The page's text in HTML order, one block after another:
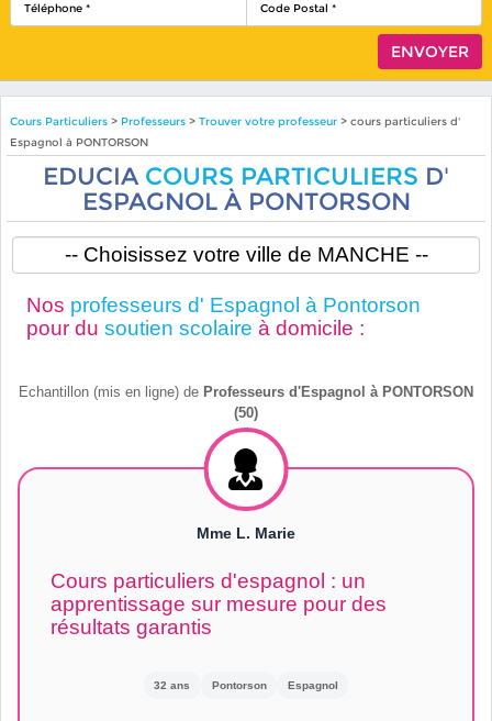
Cours Particuliers> Professeurs > Trouver votre professeur> cours particuliers d'
Espagnol à PONTORSON
EDUCIA COURS PARTICULIERS D'
ESPAGNOL À PONTORSON
Nos professeurs d' Espagnol à Pontorson
pour du soutien scolaire à domicile :
Echantillon (mis en ligne) de Professeurs d'Espagnol à PONTORSON
(50)
Mme L. Marie
Cours particuliers d'espagnol : un
apprentissage sur mesure pour des
résultats garantis
32 ans Pontorson Espagnol